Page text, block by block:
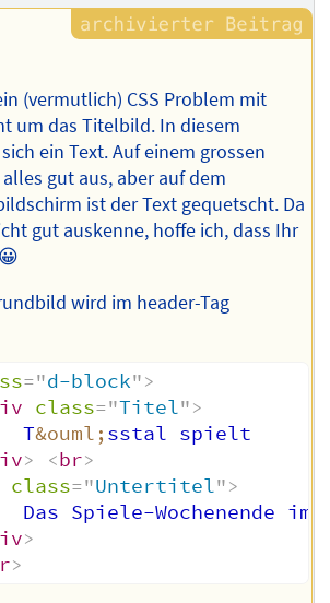
(vermutlich) CSS Problem mit
um das Titelbild. In diesem
ein Text. Auf einem grossen
gut aus, aber auf dem
ist der Text gequetscht. Da
gut auskenne, hoffe ich, dass Ihr
wird im header-Tag
="d-block">
class="Titel">
T
&ouml; sstal spielt
> <br>
class="Untertitel">
Das Spiele-Wochenende im
>
>